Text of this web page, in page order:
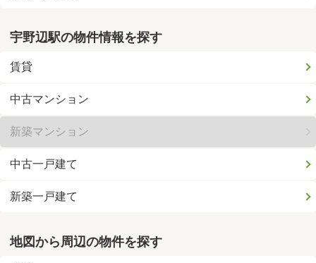
宇野辺駅の物件情報を探す
賃貸
中古マンション
新築マンション
中古一戸建て
新築一戸建て
地図から周辺の物件を探す